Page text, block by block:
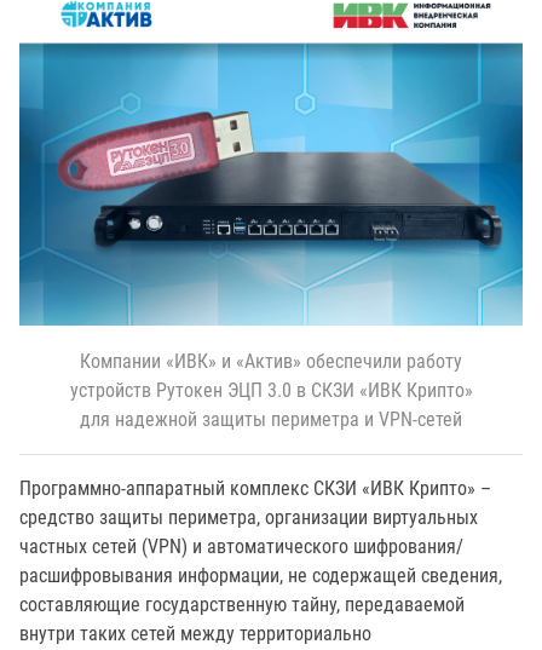
Компании «ИВК» и «Актив» обеспечили работу
устройств Рутокен ЭЦП 3.0 в СКЗИ «ИВК Крипто»
для надежной защиты периметра и VPN-сетей
Программно-аппаратный комплекс СКЗИ «ИВК Крипто» –
средство защиты периметра, организации виртуальных
частных сетей (VPN) и автоматического шифрования/
расшифровывания информации, не содержащей сведения,
составляющие государственную тайну, передаваемой
внутри таких сетей между территориально